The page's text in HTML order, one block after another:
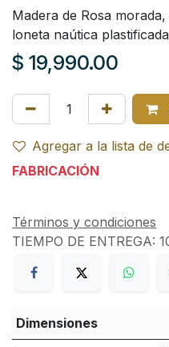
Madera de Rosa
loneta naútica plastificada
$ 19,990.00
Agregar a la lista de
FABRICACIÓN
Términos y condiciones
TIEMPO DE ENTREGA:
Dimensiones